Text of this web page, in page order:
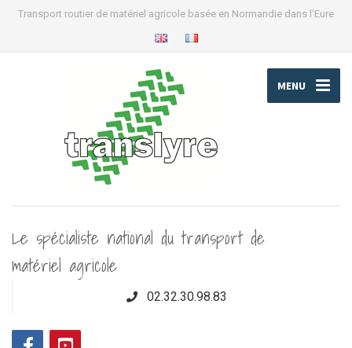
Transport routier de matériel agricole basée en Normandie dans l’Eure
MENU
Le spécialiste national du transport de
matériel agricole
02.32.30.98.83